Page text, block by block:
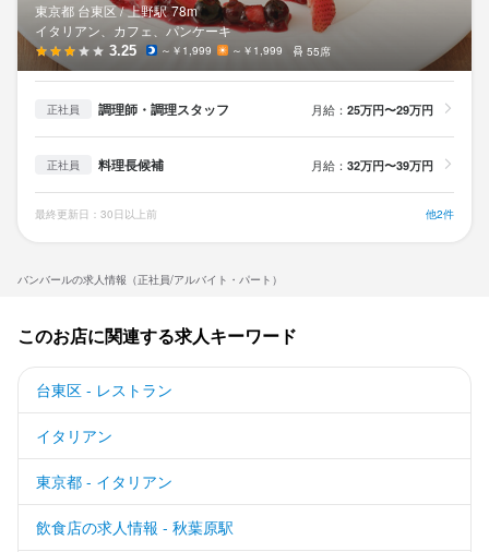
バンバールの求人情報（正社員/アルバイト・パート）
東京都 台東区 / 上野駅 78m
イタリアン、カフェ、パンケーキ
3.25 ～￥1,999 ～￥1,999 55席
正社員 調理師・調理スタッフ 月給： 25万円〜29万円
正社員 料理長候補 月給： 32万円〜39万円
最終更新日：30日以上前 他2件
このお店に関連する求人キーワード
台東区 - レストラン
イタリアン
東京都 - イタリアン
飲食店の求人情報 - 秋葉原駅